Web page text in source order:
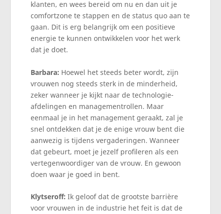
klanten, en wees bereid om nu en dan uit je
comfortzone te stappen en de status quo aan te
gaan. Dit is erg belangrijk om een positieve
energie te kunnen ontwikkelen voor het werk
dat je doet.
Barbara: Hoewel het steeds beter wordt, zijn
vrouwen nog steeds sterk in de minderheid,
zeker wanneer je kijkt naar de technologie-
afdelingen en managementrollen. Maar
eenmaal je in het management geraakt, zal je
snel ontdekken dat je de enige vrouw bent die
aanwezig is tijdens vergaderingen. Wanneer
dat gebeurt, moet je jezelf profileren als een
vertegenwoordiger van de vrouw. En gewoon
doen waar je goed in bent.
Klytseroff:Ik geloof dat de grootste barrière
voor vrouwen in de industrie het feit is dat de